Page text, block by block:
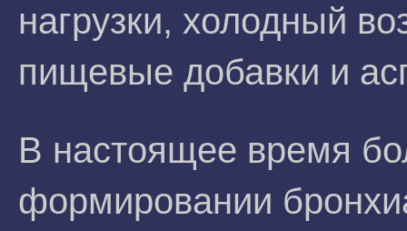
нагрузки, холодный
пищевые добавки и
В настоящее время
формировании